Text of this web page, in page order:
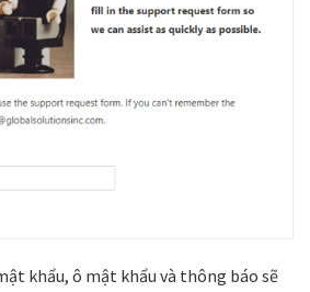
khẩu, ô mật khẩu và thông báo sẽ